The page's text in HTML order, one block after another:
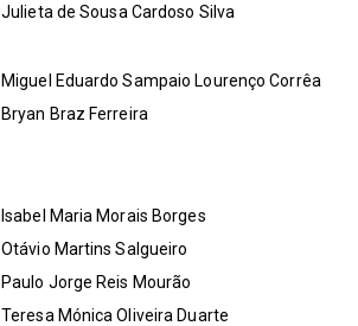
Julieta de Sousa Cardoso Silva
Miguel Eduardo Sampaio Lourenço Corrêa
Bryan Braz Ferreira
Isabel Maria Morais Borges
Otávio Martins Salgueiro
Paulo Jorge Reis Mourão
Teresa Mónica Oliveira Duarte